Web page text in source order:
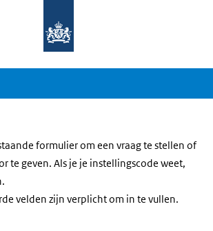
formulier om een vraag te stellen of
te geven. Als je je instellingscode weet,
velden zijn verplicht om in te vullen.